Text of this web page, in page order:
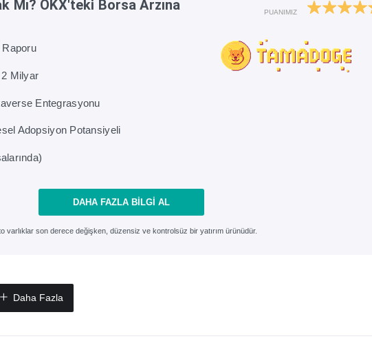
Mı? OKX'teki Borsa Arzına
PUANIMIZ
Milyar
Entegrasyonu
Adopsiyon Potansiyeli
DAHA FAZLA BILGI AL
varlıklar son derece değişken, düzensiz ve kontrolsüz bir yatırım ürünüdür.
Daha Fazla